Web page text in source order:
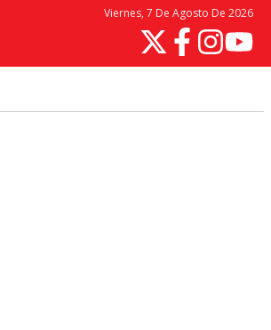
Viernes, 7 De Agosto De 2026